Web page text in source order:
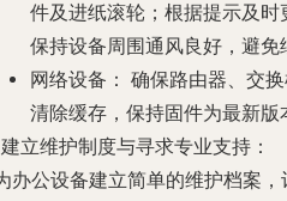
件及进纸滚轮；根据提示及
保持设备周围通风良好，避
网络设备： 确保路由器、交
清除缓存，保持固件为最新版
立维护制度与寻求专业支持：
办公设备建立简单的维护档案